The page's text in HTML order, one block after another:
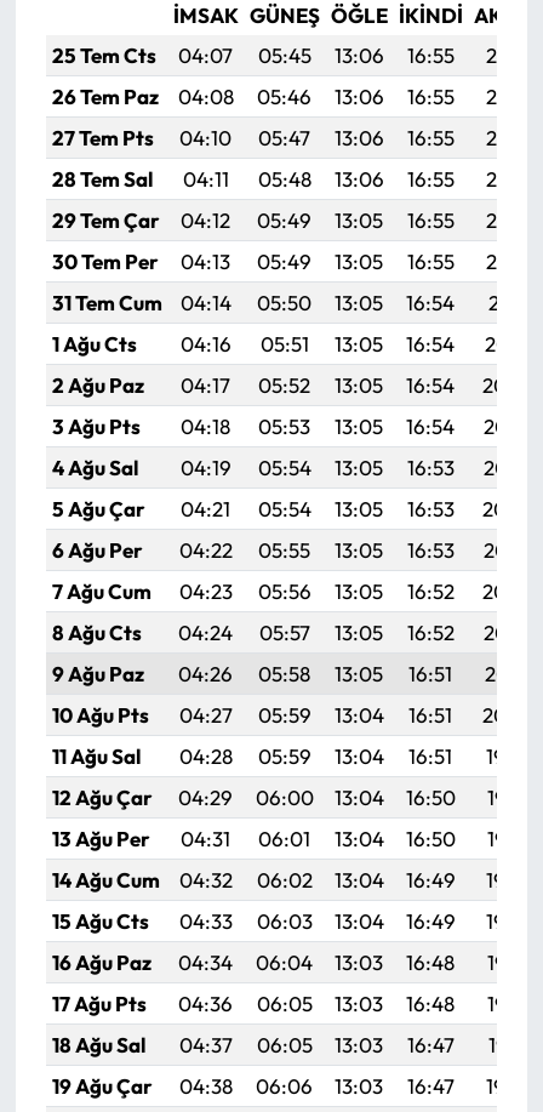
İMSAK GÜNEŞ ÖĞLE İKINDI
25 Tem Cts
04:07 05:45 13:06 16:55
20:16
26 Tem Paz
04:08 05:46 13:06 16:55
20:15
27 Tem Pts
04:10 05:47 13:06 16:55
20:14
28 Tem Sal
04:11 05:48 13:06 16:55
20:13
29 Tem Çar
04:12 05:49 13:05 16:55
20:12
30 Tem Per
04:13 05:49 13:05 16:55
20:12
31 Tem Cum
04:14 05:50 13:05 16:54
20:11
1 Ağu Cts
04:16 05:51 13:05 16:54
20:10
2 Ağu Paz
04:17 05:52 13:05 16:54
20:09
3 Ağu Pts
04:18 05:53 13:05 16:54
20:08
4 Ağu Sal
04:19 05:54 13:05 16:53
20:07
5 Ağu Çar
04:21 05:54 13:05 16:53
20:06
6 Ağu Per
04:22 05:55 13:05 16:53
20:05
7 Ağu Cum
04:23 05:56 13:05 16:52
20:04
8 Ağu Cts
04:24 05:57 13:05 16:52
20:02
9 Ağu Paz
04:26 05:58 13:05 16:51
20:01
10 Ağu Pts
04:27 05:59 13:04 16:51
20:00
11 Ağu Sal
04:28 05:59 13:04 16:51
19:59
12 Ağu Çar
04:29 06:00 13:04 16:50
19:58
13 Ağu Per
04:31 06:01 13:04 16:50
19:57
14 Ağu Cum
04:32 06:02 13:04 16:49
19:56
15 Ağu Cts
04:33 06:03 13:04 16:49
19:54
16 Ağu Paz
04:34 06:04 13:03 16:48
19:53
17 Ağu Pts
04:36 06:05 13:03 16:48
19:52
18 Ağu Sal
04:37 06:05 13:03 16:47
19:51
19 Ağu Çar
04:38 06:06 13:03 16:47
19:49